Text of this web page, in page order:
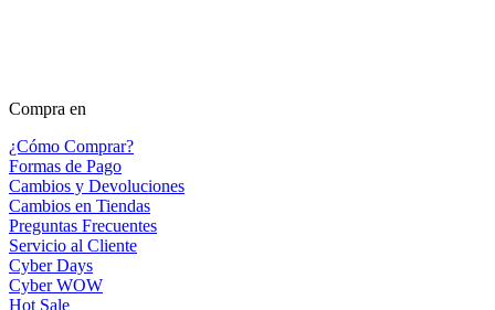
Compra en
¿Cómo Comprar?
Formas de Pago
Cambios y Devoluciones
Cambios en Tiendas
Preguntas Frecuentes
Servicio al Cliente
Cyber Days
Cyber WOW
Hot Sale